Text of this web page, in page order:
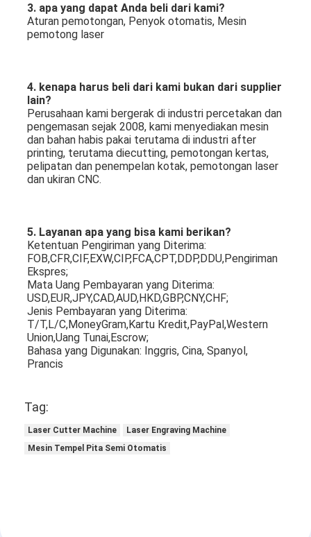
3. apa yang dapat Anda beli dari kami?
Aturan pemotongan, Penyok otomatis, Mesin
pemotong laser
4. kenapa harus beli dari kami bukan dari supplier
lain?
Perusahaan kami bergerak di industri percetakan dan
pengemasan sejak 2008, kami menyediakan mesin
dan bahan habis pakai terutama di industri after
printing, terutama diecutting, pemotongan kertas,
pelipatan dan penempelan kotak, pemotongan laser
dan ukiran CNC.
5. Layanan apa yang bisa kami berikan?
Ketentuan Pengiriman yang Diterima:
FOB,CFR,CIF,EXW,CIP,FCA,CPT,DDP,DDU,Pengiriman
Ekspres;
Mata Uang Pembayaran yang Diterima:
USD,EUR,JPY,CAD,AUD,HKD,GBP,CNY,CHF;
Jenis Pembayaran yang Diterima:
T/T,L/C,MoneyGram,Kartu Kredit,PayPal,Western
Union,Uang Tunai,Escrow;
Bahasa yang Digunakan: Inggris, Cina, Spanyol,
Prancis
Tag:
Laser Cutter Machine
Laser Engraving Machine
Mesin Tempel Pita Semi Otomatis